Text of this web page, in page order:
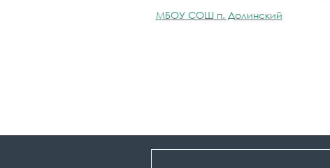
МБОУ СОШ п. Долинский